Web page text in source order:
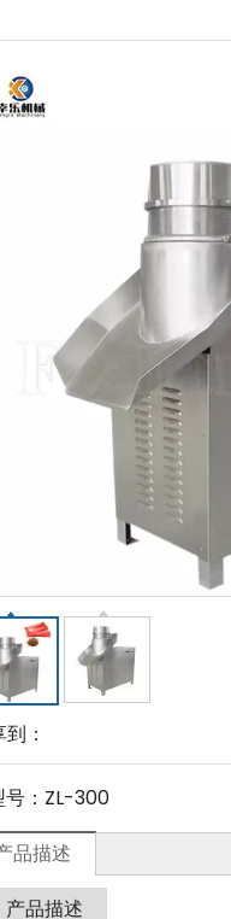
：
： ZL-300
品描述
产品描述